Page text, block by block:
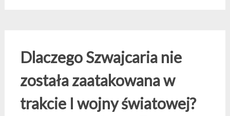
Dlaczego Szwajcaria nie
została zaatakowana w
trakcie I wojny światowej?